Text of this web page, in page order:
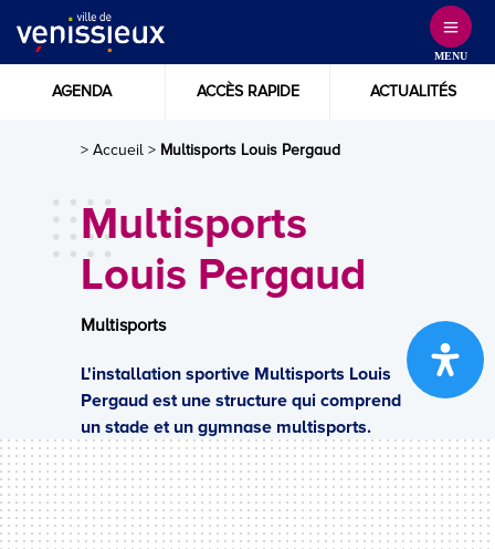
Content
MENU
AGENDA ACCÈS RAPIDE ACTUALITÉS
> Accueil> Multisports Louis Pergaud
Multisports
Louis Pergaud
Multisports
L'installation sportive Multisports Louis
Pergaud est une structure qui comprend
un stade et un gymnase multisports.